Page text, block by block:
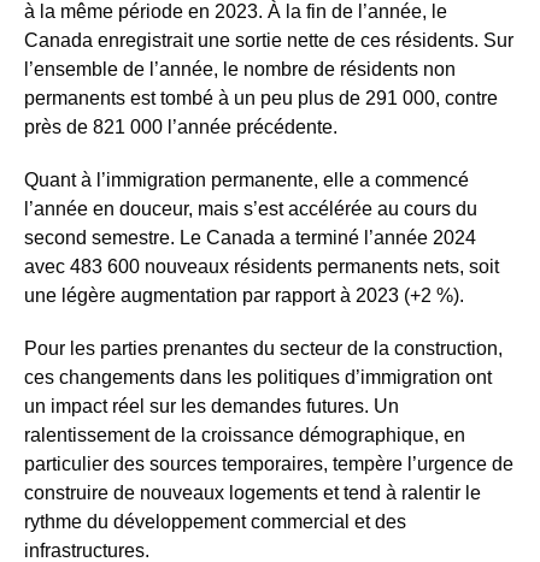
à la même période en 2023. À la fin de l’année, le
Canada enregistrait une sortie nette de ces résidents. Sur
l’ensemble de l’année, le nombre de résidents non
permanents est tombé à un peu plus de 291 000, contre
près de 821 000 l’année précédente.
Quant à l’immigration permanente, elle a commencé
l’année en douceur, mais s’est accélérée au cours du
second semestre. Le Canada a terminé l’année 2024
avec 483 600 nouveaux résidents permanents nets, soit
une légère augmentation par rapport à 2023 (+2 %).
Pour les parties prenantes du secteur de la construction,
ces changements dans les politiques d’immigration ont
un impact réel sur les demandes futures. Un
ralentissement de la croissance démographique, en
particulier des sources temporaires, tempère l’urgence de
construire de nouveaux logements et tend à ralentir le
rythme du développement commercial et des
infrastructures.